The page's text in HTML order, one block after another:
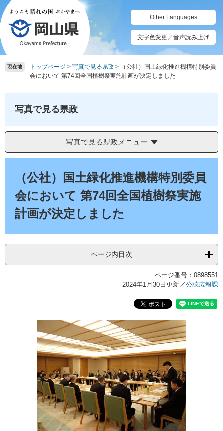
ペ
ー
ジ
の
先
頭
メ
ニ
ュ
ー
を
飛
Other Languages
文字色変更／音声読み上げ
現在地 トップページ > 写真で見る県政 >
（公社）国土緑化推進機構特別委員
会において 第74回全国植樹祭実施計画が決定しました
写真で見る県政
写真で見る県政メニュー
（公社）国土緑化推進機構特別委員
会において 第74回全国植樹祭実施
計画が決定しました
ページ内目次
ページ番号：0898551
2024年1月30日更新／公聴広報課